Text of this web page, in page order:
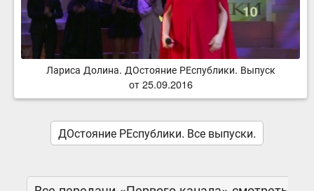
Лариса Долина. ДОстояние РЕспублики. Выпуск
от 25.09.2016
ДОстояние РЕспублики. Все выпуски.